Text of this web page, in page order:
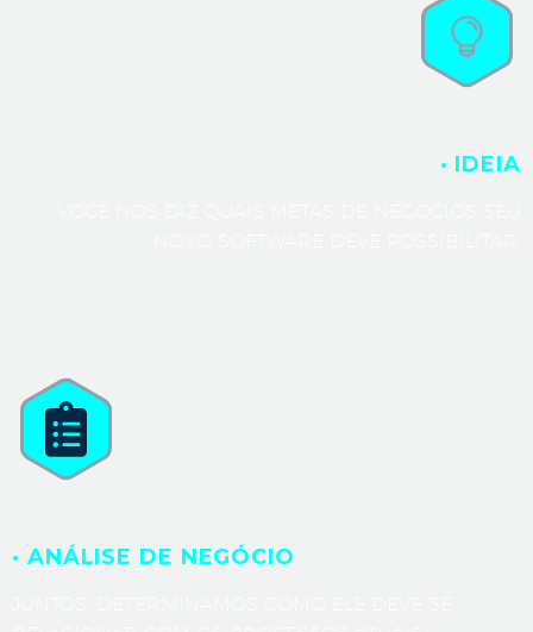
· IDEIA
· ANÁLISE DE NEGÓCIO